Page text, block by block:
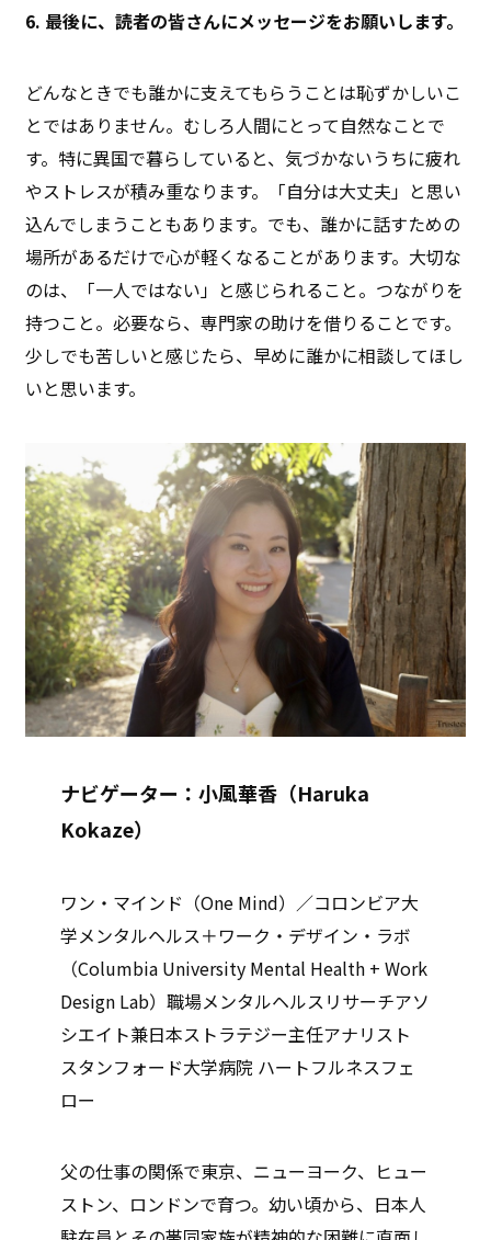
6. 最後に、読者の皆さんにメッセージをお願いします。
どんなときでも誰かに支えてもらうことは恥ずかしいこ
とではありません。むしろ人間にとって自然なことで
す。特に異国で暮らしていると、気づかないうちに疲れ
やストレスが積み重なります。「自分は大丈夫」と思い
込んでしまうこともあります。でも、誰かに話すための
場所があるだけで心が軽くなることがあります。大切な
のは、「一人ではない」と感じられること。つながりを
持つこと。必要なら、専門家の助けを借りることです。
少しでも苦しいと感じたら、早めに誰かに相談してほし
いと思います。
ナビゲーター：小風華香（Haruka
Kokaze）
ワン・マインド（One Mind）／コロンビア大
学メンタルヘルス＋ワーク・デザイン・ラボ
（Columbia University Mental Health + Work
Design Lab）職場メンタルヘルスリサーチアソ
シエイト兼日本ストラテジー主任アナリスト
スタンフォード大学病院 ハートフルネスフェ
ロー
父の仕事の関係で東京、ニューヨーク、ヒュー
ストン、ロンドンで育つ。幼い頃から、日本人